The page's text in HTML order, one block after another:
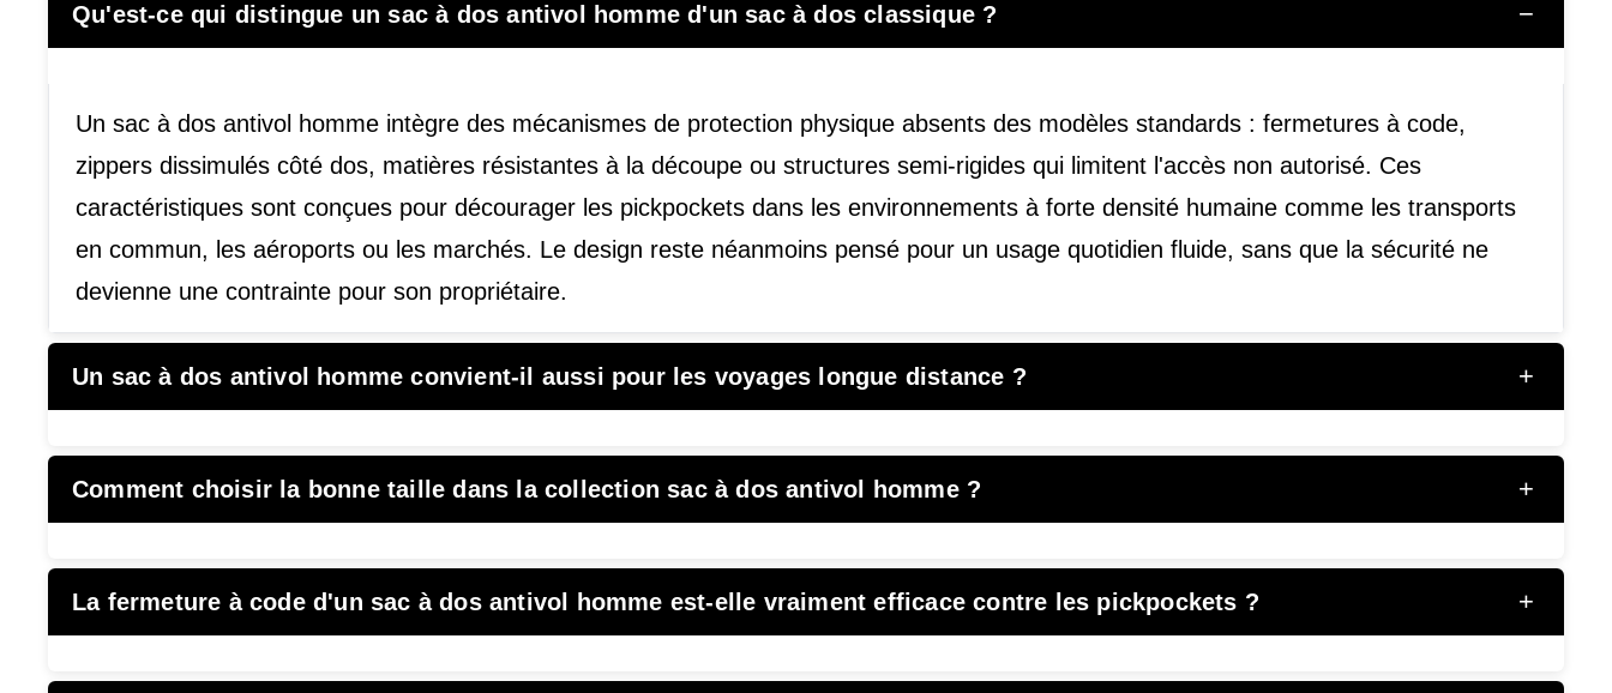
Qu'est-ce qui distingue un sac à dos antivol homme d'un sac à dos classique ? −
Un sac à dos antivol homme intègre des mécanismes de protection physique absents des modèles standards : fermetures à code,
zippers dissimulés côté dos, matières résistantes à la découpe ou structures semi-rigides qui limitent l'accès non autorisé. Ces
caractéristiques sont conçues pour décourager les pickpockets dans les environnements à forte densité humaine comme les transports
en commun, les aéroports ou les marchés. Le design reste néanmoins pensé pour un usage quotidien fluide, sans que la sécurité ne
devienne une contrainte pour son propriétaire.
Un sac à dos antivol homme convient-il aussi pour les voyages longue distance ? +
Comment choisir la bonne taille dans la collection sac à dos antivol homme ? +
La fermeture à code d'un sac à dos antivol homme est-elle vraiment efficace contre les pickpockets ? +